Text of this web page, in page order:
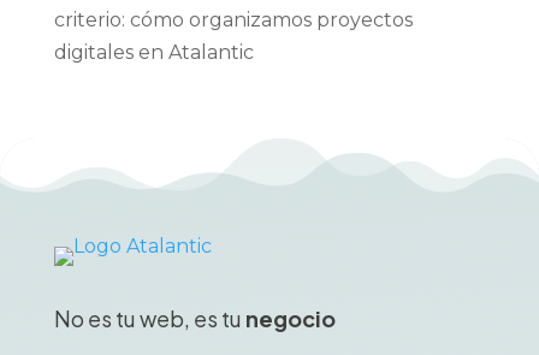
criterio: cómo organizamos proyectos
digitales en Atalantic
No es tu web, es tu negocio